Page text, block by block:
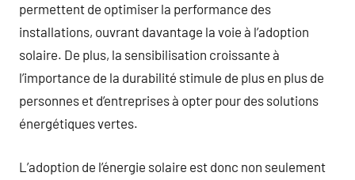
permettent de optimiser la performance des
installations, ouvrant davantage la voie à l’adoption
solaire. De plus, la sensibilisation croissante à
l’importance de la durabilité stimule de plus en plus de
personnes et d’entreprises à opter pour des solutions
énergétiques vertes.
L’adoption de l’énergie solaire est donc non seulement